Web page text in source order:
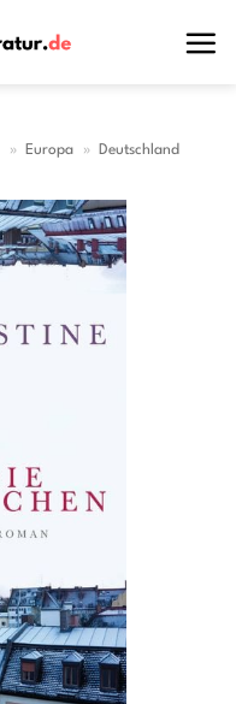
» Europa » Deutschland